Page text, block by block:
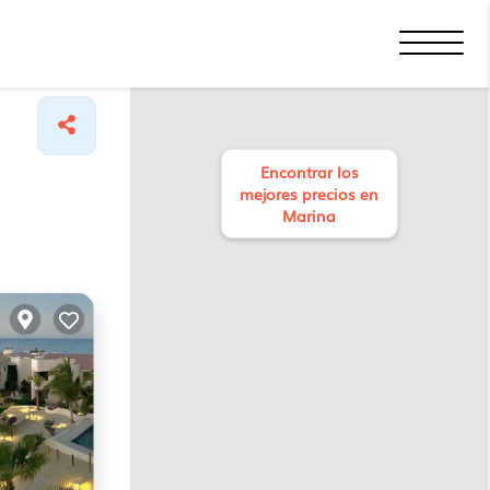
Encontrar los
mejores precios en
Marina